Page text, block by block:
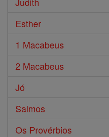
Esther
1 Macabeus
2 Macabeus
Jó
Salmos
Os Provérbios